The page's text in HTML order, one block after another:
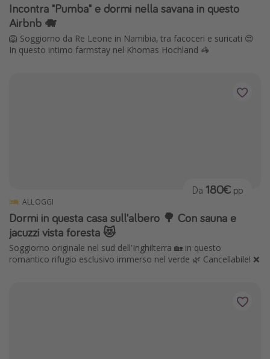
Incontra "Pumba" e dormi nella savana in questo
Airbnb 🐗
🦁 Soggiorno da Re Leone in Namibia, tra facoceri e suricati 😍
In questo intimo farmstay nel Khomas Hochland 🦓
ALLOGGI
Dormi in questa casa sull'albero 🌳 Con sauna e
jacuzzi vista foresta 😻
Soggiorno originale nel sud dell'Inghilterra 🏡 in questo
romantico rifugio esclusivo immerso nel verde 🌿 Cancellabile! ❌
Da 180€ pp